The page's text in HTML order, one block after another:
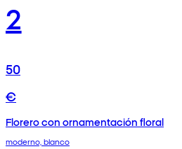
2
50
€
Florero con ornamentación floral
moderno, blanco